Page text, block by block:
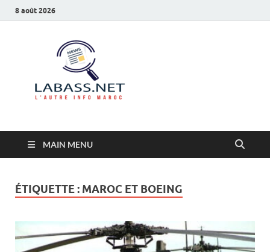
8 août 2026
MAIN MENU
ÉTIQUETTE : MAROC ET BOEING